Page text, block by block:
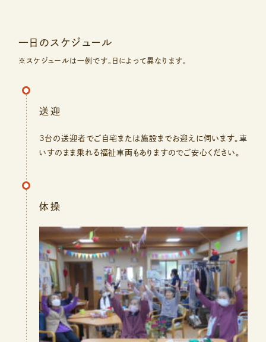
一日のスケジュール
※スケジュールは一例です。日によって異なります。
送迎
３台の送迎者でご自宅または施設までお迎えに伺います。車
いすのまま乗れる福祉車両もありますのでご安心ください。
体操